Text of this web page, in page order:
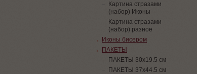
Картина стразами
(набор) Иконы
Картина стразами
(набор) разное
Иконы бисером
ПАКЕТЫ
ПАКЕТЫ 30х19.5 см
ПАКЕТЫ 37х44.5 см